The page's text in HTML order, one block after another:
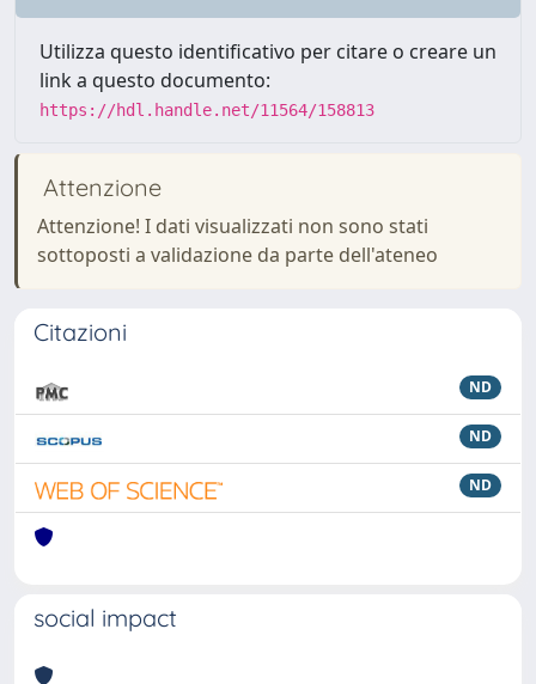
Utilizza questo identificativo per citare o creare un
link a questo documento:
https://hdl.handle.net/11564/158813
Attenzione
Attenzione! I dati visualizzati non sono stati
sottoposti a validazione da parte dell'ateneo
Citazioni
ND
ND
ND
social impact